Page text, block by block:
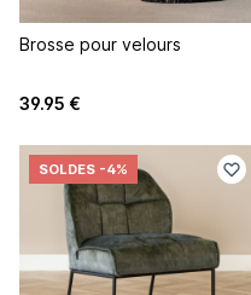
Brosse pour velours
39.95 €
SOLDES -4%